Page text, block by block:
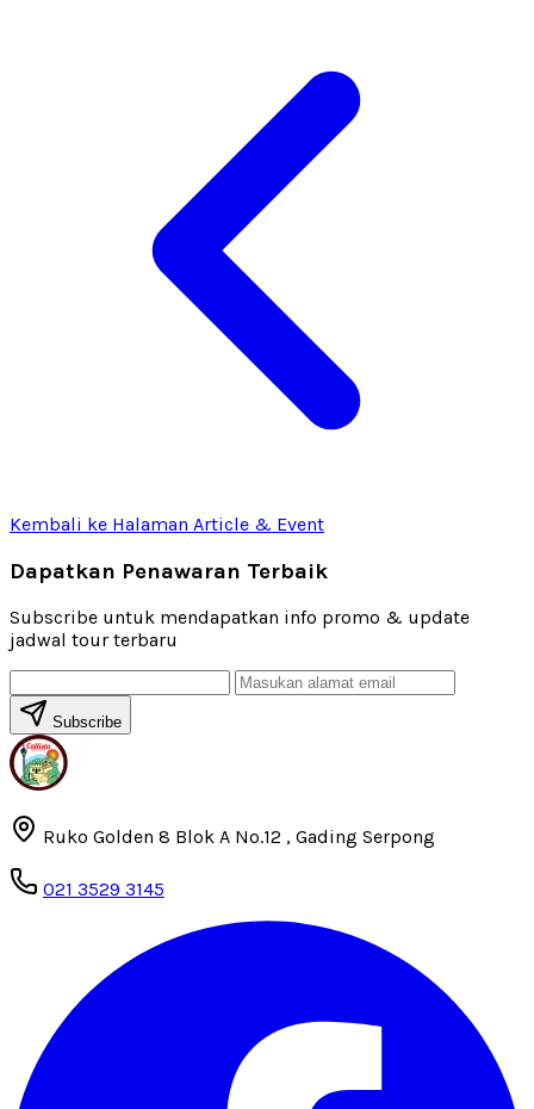
Kembali ke Halaman Article & Event
Dapatkan Penawaran Terbaik
Subscribe untuk mendapatkan info promo & update
jadwal tour terbaru
Subscribe
Ruko Golden 8 Blok A No.12 , Gading Serpong
021 3529 3145